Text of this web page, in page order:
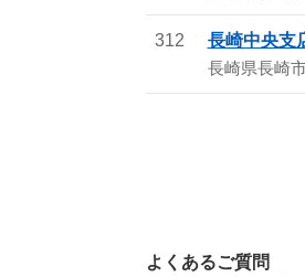
312 長崎中央支
長崎県長崎
よくあるご質問